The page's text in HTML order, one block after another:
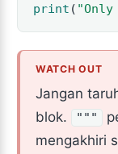
print (
Jangan
blok.
"""
mengakhiri